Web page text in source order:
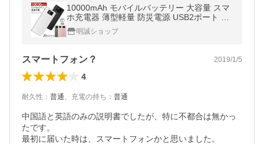
10000mAh モバイルバッテリー 大容量 スマ
ホ充電器 薄型軽量 防災電源 USB2ポート 2
台同時充電 急速充電 2.1A iPhone17充電【P
L保険加入済み製品・安心】
明誠ショップ
スマートフォン？ 2019/1/5
4
耐久性 ： 普通、 充電の持ち ： 普通
中国語と英語のみの説明書でしたが、特に不都合は無かっ
たです。
最初に届いた時は、スマートフォンかと思いました。